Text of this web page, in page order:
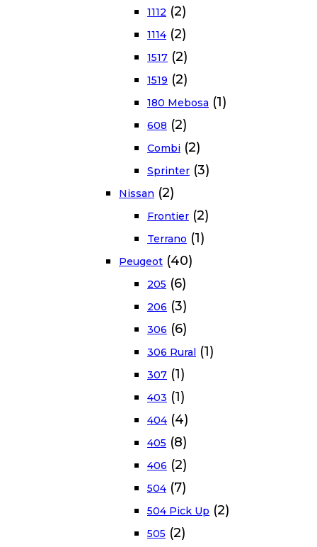
1112 (2)
1114 (2)
1517 (2)
1519 (2)
180 Mebosa (1)
608 (2)
Combi (2)
Sprinter (3)
Nissan (2)
Frontier (2)
Terrano (1)
Peugeot (40)
205 (6)
206 (3)
306 (6)
306 Rural (1)
307 (1)
403 (1)
404 (4)
405 (8)
406 (2)
504 (7)
504 Pick Up (2)
505 (2)